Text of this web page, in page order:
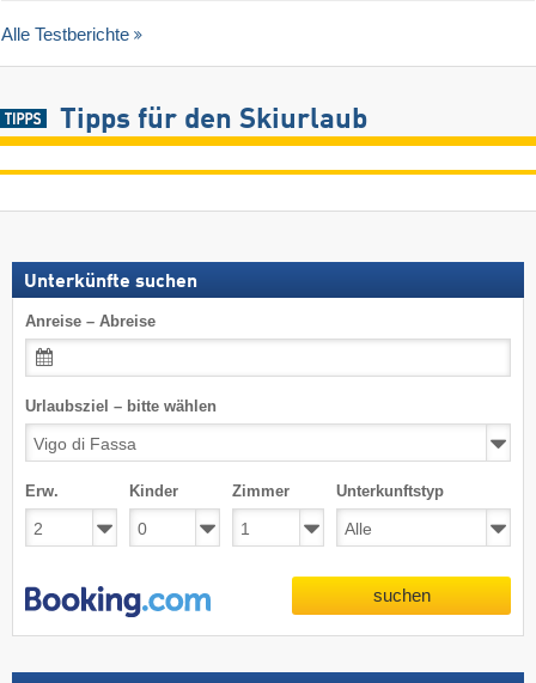
Alle Testberichte
Tipps für den Skiurlaub
Unterkünfte suchen
Anreise – Abreise
Urlaubsziel – bitte wählen
Erw. Kinder Zimmer Unterkunftstyp
suchen